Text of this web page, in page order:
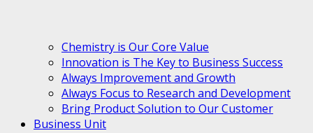
Chemistry is Our Core Value
Innovation is The Key to Business Success
Always Improvement and Growth
Always Focus to Research and Development
Bring Product Solution to Our Customer
Business Unit